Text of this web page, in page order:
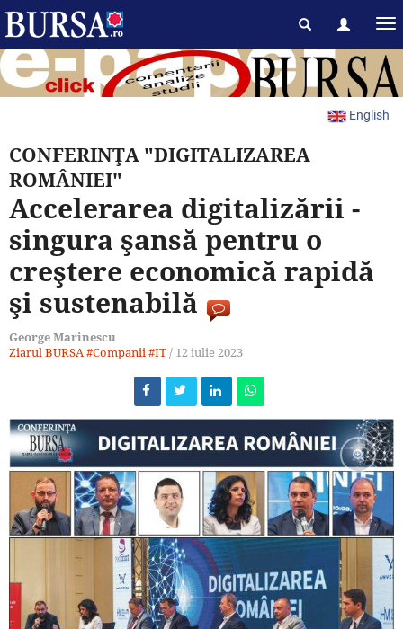
English
CONFERINŢA "DIGITALIZAREA
ROMÂNIEI"
Accelerarea digitalizării -
singura şansă pentru o
creştere economică rapidă
şi sustenabilă
George Marinescu
Ziarul BURSA#Companii#IT/ 12 iulie 2023